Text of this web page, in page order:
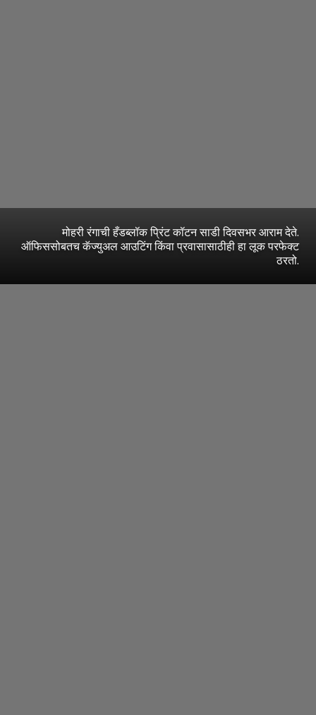
मोहरी रंगाची हँडब्लॉक प्रिंट कॉटन साडी दिवसभर आराम देते.
ऑफिससोबतच कॅज्युअल आउटिंग किंवा प्रवासासाठीही हा लूक परफेक्ट
ठरतो.